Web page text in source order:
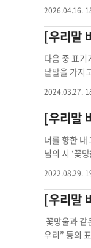
을 바라본다!
2026.04.16.
[우리말
다음 중 표
낱말을 가지
리’는 ‘봉오
떨까? 아직
표기로 ‘산
해가 장관을
오리’가 맞
2024.03.27.
[우리말
너를 향한
님의 시 ‘꽃
서 뾰족하게
봉우리’와
하나 더. 꽃
각하기 쉽지
오리’ ‘봉오
2022.08.29.
[우리말
꽃망울과 같
우리” 등의